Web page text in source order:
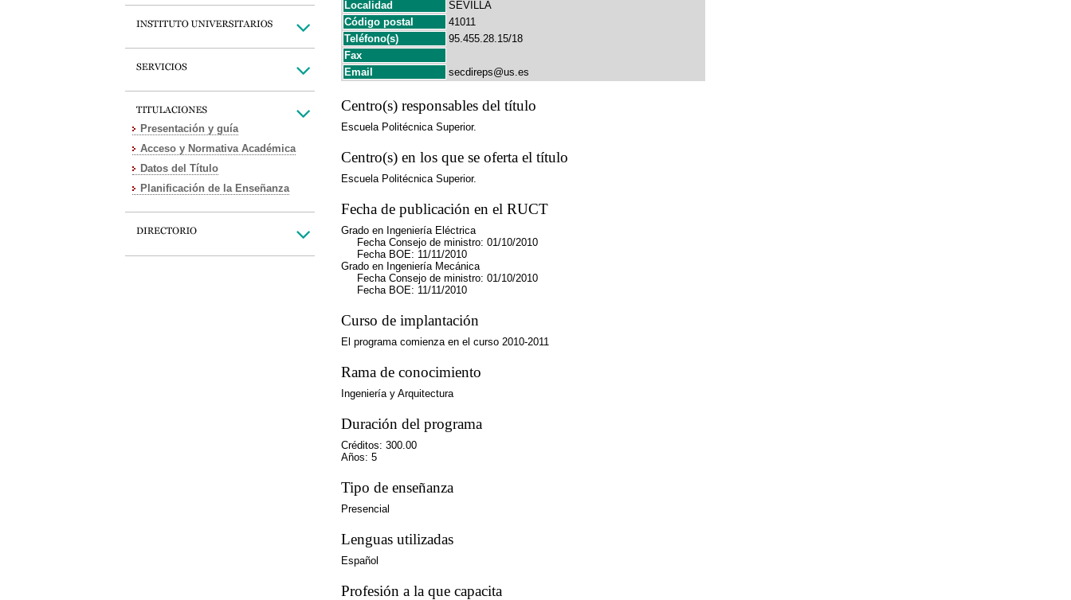
Presentación y guía
Acceso y Normativa Académica
Datos del Título
Planificación de la Enseñanza
Localidad
SEVILLA
Código postal
41011
Teléfono(s)
95.455.28.15/18
Fax
Email
secdireps@us.es
Centro(s) responsables del título
Escuela Politécnica Superior.
Centro(s) en los que se oferta el título
Escuela Politécnica Superior.
Fecha de publicación en el RUCT
Grado en Ingeniería Eléctrica
Fecha Consejo de ministro: 01/10/2010
Fecha BOE: 11/11/2010
Grado en Ingeniería Mecánica
Fecha Consejo de ministro: 01/10/2010
Fecha BOE: 11/11/2010
Curso de implantación
El programa comienza en el curso 2010-2011
Rama de conocimiento
Ingeniería y Arquitectura
Duración del programa
Créditos: 300.00
Años: 5
Tipo de enseñanza
Presencial
Lenguas utilizadas
Español
Profesión a la que capacita